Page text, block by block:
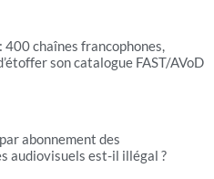
400 chaînes francophones,
son catalogue FAST/AVoD
abonnement des
audiovisuels est-il illégal ?